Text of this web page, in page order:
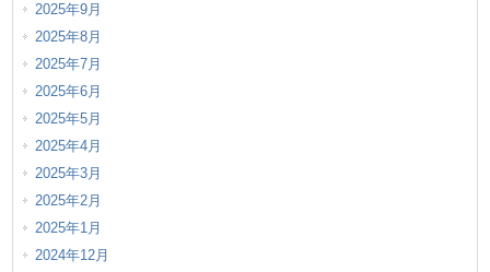
2025年9月
2025年8月
2025年7月
2025年6月
2025年5月
2025年4月
2025年3月
2025年2月
2025年1月
2024年12月